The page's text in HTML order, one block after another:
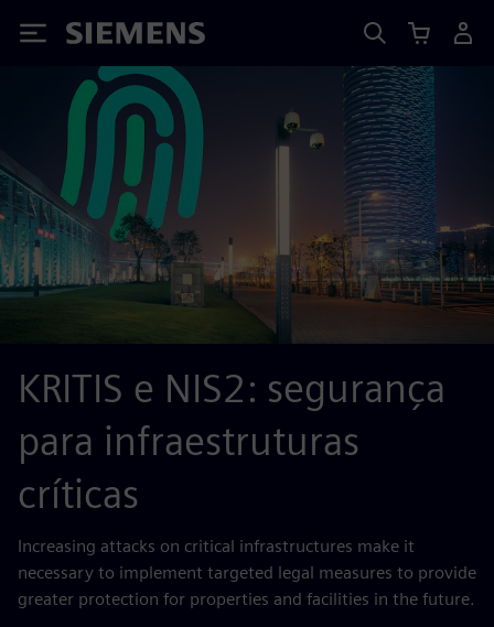
Siemens
KRITIS e NIS2: segurança
para infraestruturas
críticas
Increasing attacks on critical infrastructures make it
necessary to implement targeted legal measures to provide
greater protection for properties and facilities in the future.